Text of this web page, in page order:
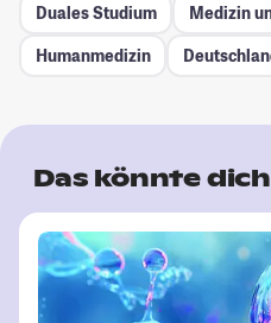
Duales Studium
Medizin
Humanmedizin
Das könnte